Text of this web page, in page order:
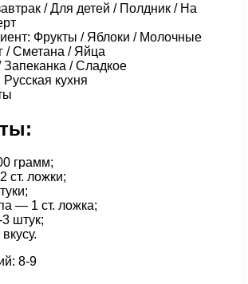
/ Для детей / Полдник / На
Фрукты / Яблоки / Молочные
/ Сметана / Яйца
/ Сладкое
кухня
грамм;
ст. ложки;
— 1 ст. ложка;
штук;
8-9